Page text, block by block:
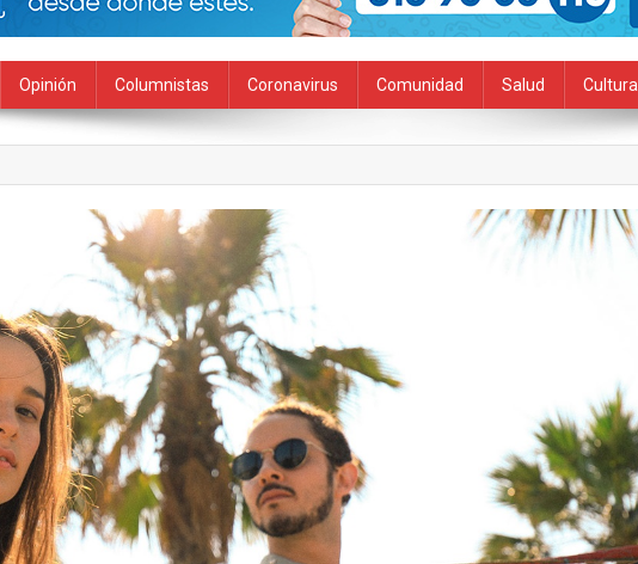
Opinión Columnistas Coronavirus Comunidad Salud Cultura